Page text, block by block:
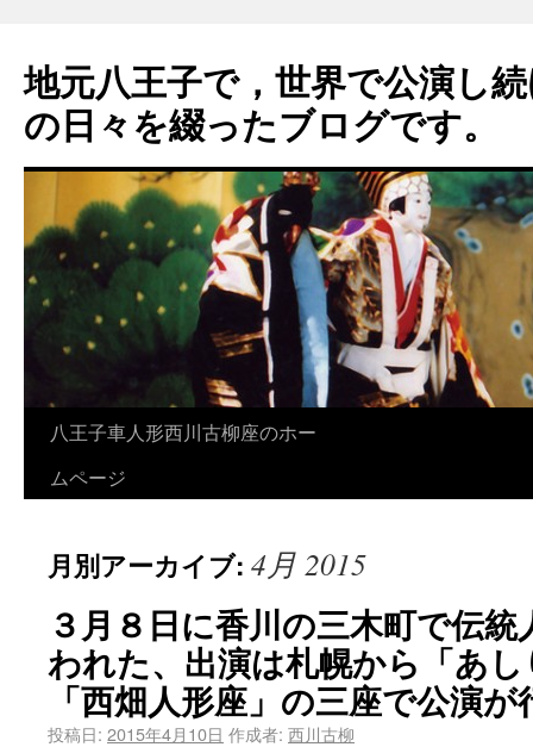
地元八王子で，世界で公演し
の日々を綴ったブログです。
八王子車人形西川古柳座のホー
ムページ
月別アーカイブ: 4月 2015
３月８日に香川の三木町で伝
われた、出演は札幌から「あ
「西畑人形座」の三座で公演
投稿日: 2015年4月10日 作成者: 西川古柳